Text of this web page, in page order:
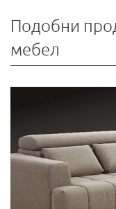
Подобни
мебел